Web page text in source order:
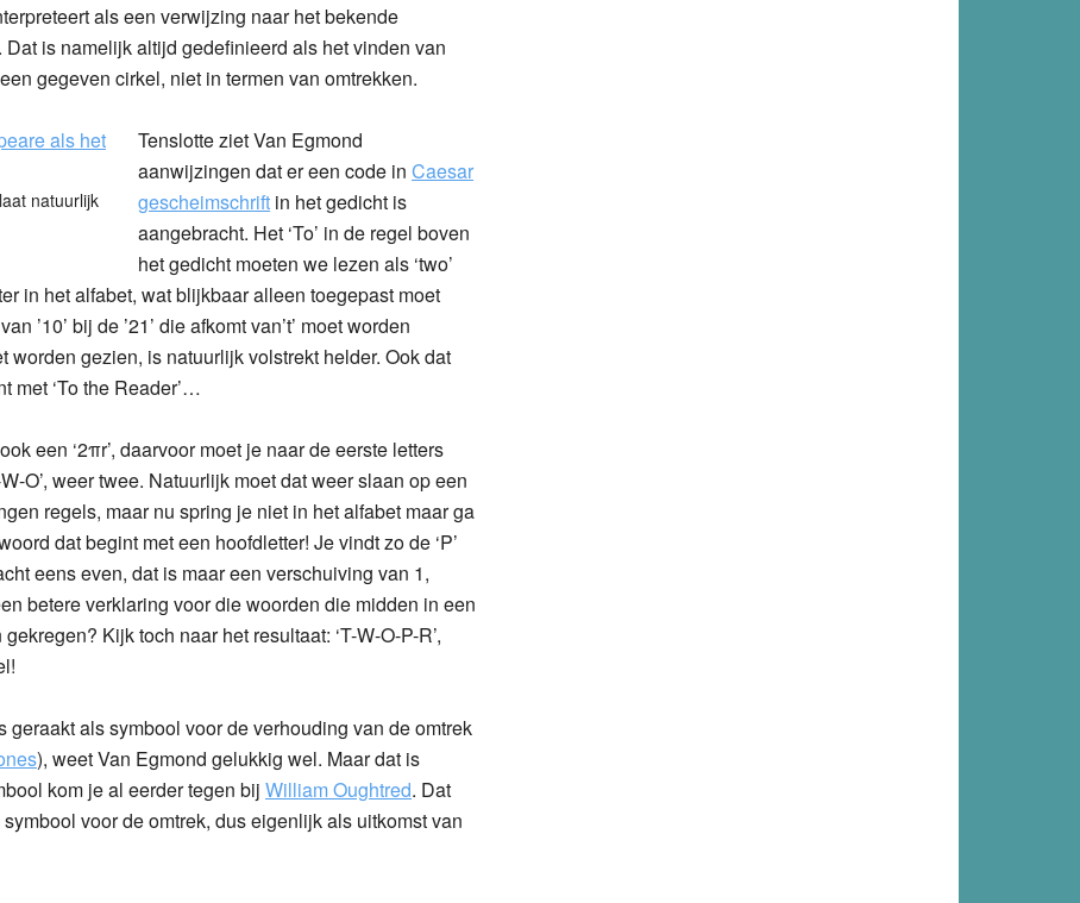
als een verwijzing naar het bekende
. Dat is namelijk altijd gedefinieerd als het vinden van
gegeven cirkel, niet in termen van omtrekken.
natuurlijk
Tenslotte ziet Van Egmond
aanwijzingen dat er een code in Caesar
gescheimschrift in het gedicht is
aangebracht. Het ‘To’ in de regel boven
het gedicht moeten we lezen als ‘two’
in het alfabet, wat blijkbaar alleen toegepast moet
’10’ bij de ’21’ die afkomt van’t’ moet worden
worden gezien, is natuurlijk volstrekt helder. Ook dat
met ‘To the Reader’…
een ‘2πr’, daarvoor moet je naar de eerste letters
O’, weer twee. Natuurlijk moet dat weer slaan op een
regels, maar nu spring je niet in het alfabet maar ga
dat begint met een hoofdletter! Je vindt zo de ‘P’
eens even, dat is maar een verschuiving van 1,
betere verklaring voor die woorden die midden in een
Kijk toch naar het resultaat: ‘T-W-O-P-R’,
als symbool voor de verhouding van de omtrek
), weet Van Egmond gelukkig wel. Maar dat is
kom je al eerder tegen bij William Oughtred. Dat
voor de omtrek, dus eigenlijk als uitkomst van